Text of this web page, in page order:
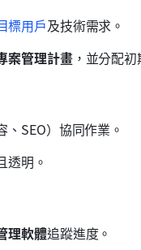
標用戶及技術需求。
案管理計畫，並分配
SEO）協同作業。
透明。
理軟體追蹤進度。